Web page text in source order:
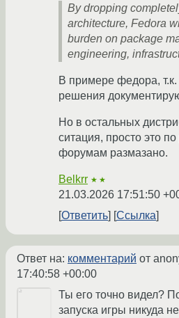
By dropping
architecture, Fedora
burden on package
engineering,
В примере федора,
решения
Но в остальных
ситация, просто это
форумам размазано.
Belkrr ★★
21.03.2026 17:51:50
Ответить Ссылка
Ответ на: комментарий от
17:40:58 +00:00
Ты его точно видел?
запуска игры никуда